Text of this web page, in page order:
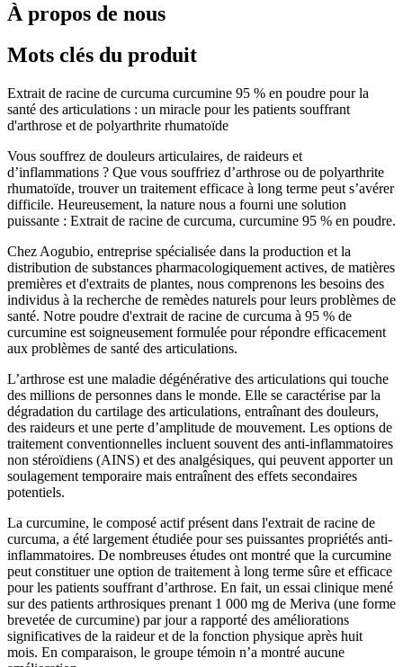
À propos de nous
Mots clés du produit
Extrait de racine de curcuma curcumine 95 % en poudre pour la
santé des articulations : un miracle pour les patients souffrant
d'arthrose et de polyarthrite rhumatoïde
Vous souffrez de douleurs articulaires, de raideurs et
d’inflammations ? Que vous souffriez d’arthrose ou de polyarthrite
rhumatoïde, trouver un traitement efficace à long terme peut s’avérer
difficile. Heureusement, la nature nous a fourni une solution
puissante : Extrait de racine de curcuma, curcumine 95 % en poudre.
Chez Aogubio, entreprise spécialisée dans la production et la
distribution de substances pharmacologiquement actives, de matières
premières et d'extraits de plantes, nous comprenons les besoins des
individus à la recherche de remèdes naturels pour leurs problèmes de
santé. Notre poudre d'extrait de racine de curcuma à 95 % de
curcumine est soigneusement formulée pour répondre efficacement
aux problèmes de santé des articulations.
L’arthrose est une maladie dégénérative des articulations qui touche
des millions de personnes dans le monde. Elle se caractérise par la
dégradation du cartilage des articulations, entraînant des douleurs,
des raideurs et une perte d’amplitude de mouvement. Les options de
traitement conventionnelles incluent souvent des anti-inflammatoires
non stéroïdiens (AINS) et des analgésiques, qui peuvent apporter un
soulagement temporaire mais entraînent des effets secondaires
potentiels.
La curcumine, le composé actif présent dans l'extrait de racine de
curcuma, a été largement étudiée pour ses puissantes propriétés anti-
inflammatoires. De nombreuses études ont montré que la curcumine
peut constituer une option de traitement à long terme sûre et efficace
pour les patients souffrant d’arthrose. En fait, un essai clinique mené
sur des patients arthrosiques prenant 1 000 mg de Meriva (une forme
brevetée de curcumine) par jour a rapporté des améliorations
significatives de la raideur et de la fonction physique après huit
mois. En comparaison, le groupe témoin n’a montré aucune